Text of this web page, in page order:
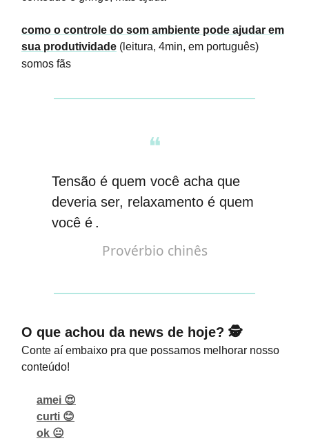
como o controle do som ambiente pode ajudar em
sua produtividade (leitura, 4min, em português)
somos fãs
❝
Tensão é quem você acha que
deveria ser, relaxamento é quem
você é .
Provérbio chinês
O que achou da news de hoje? 🕵️
Conte aí embaixo pra que possamos melhorar nosso
conteúdo!
amei 😍
curti 😊
ok 😐